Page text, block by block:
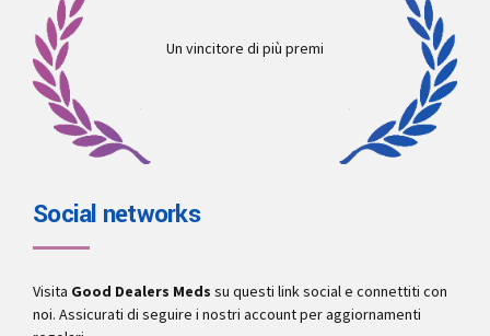
Un vincitore di più premi
Social networks
Visita Good Dealers Meds su questi link social e connettiti con
noi. Assicurati di seguire i nostri account per aggiornamenti